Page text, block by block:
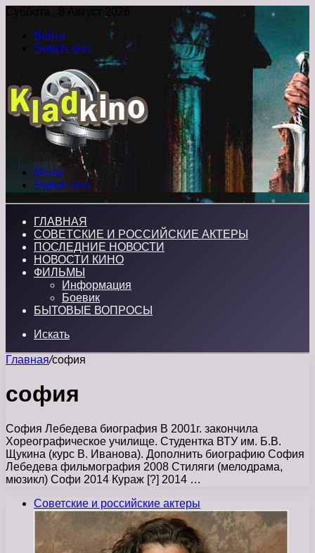
Суббота , 8 Август 2026
Войти
Switch skin
Меню
Switch skin
ГЛАВНАЯ
СОВЕТСКИЕ И РОССИЙСКИЕ АКТЕРЫ
ПОСЛЕДНИЕ НОВОСТИ
НОВОСТИ КИНО
ФИЛЬМЫ
Информация
Боевик
БЫТОВЫЕ ВОПРОСЫ
Искать
Главная/софия
софия
София Лебедева биография В 2001г. закончила
Хореографическое училище. Студентка ВТУ им. Б.В.
Щукина (курс В. Иванова). Дополнить биографию София
Лебедева фильмография 2008 Стиляги (мелодрама,
мюзикл) Софи 2014 Кураж [?] 2014 …
Советские и российские актеры